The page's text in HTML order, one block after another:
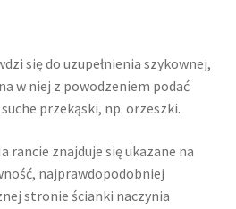
się do uzupełnienia szykownej,
w niej z powodzeniem podać
przekąski, np. orzeszki.
rancie znajduje się ukazane na
najprawdopodobniej
stronie ścianki naczynia